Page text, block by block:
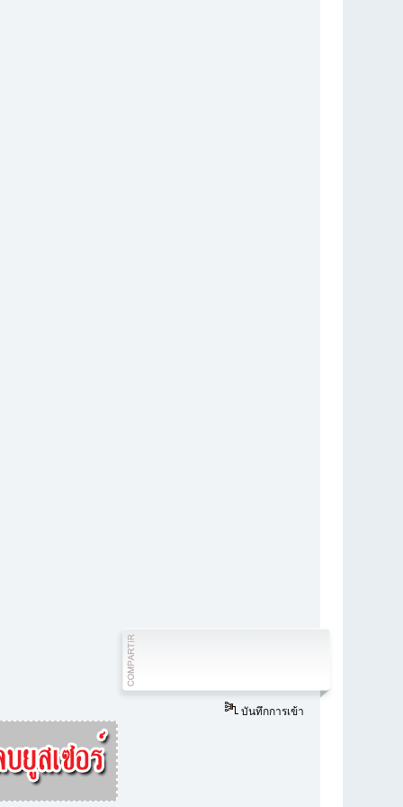
บันทึกการเข้า